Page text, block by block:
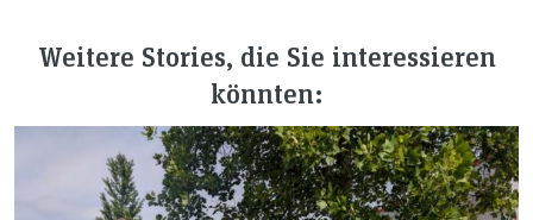
Weitere Stories, die Sie interessieren
könnten: